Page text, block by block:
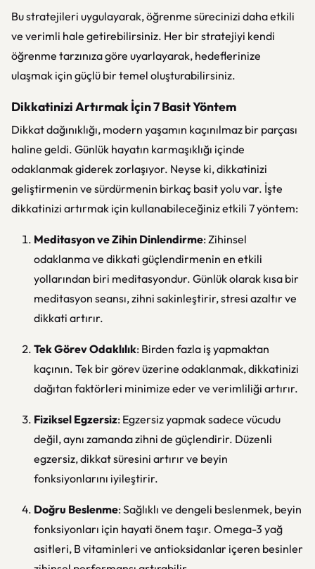
Bu stratejileri uygulayarak, öğrenme sürecinizi daha etkili
ve verimli hale getirebilirsiniz. Her bir stratejiyi kendi
öğrenme tarzınıza göre uyarlayarak, hedeflerinize
ulaşmak için güçlü bir temel oluşturabilirsiniz.
Dikkatinizi Artırmak İçin 7 Basit Yöntem
Dikkat dağınıklığı, modern yaşamın kaçınılmaz bir parçası
haline geldi. Günlük hayatın karmaşıklığı içinde
odaklanmak giderek zorlaşıyor. Neyse ki, dikkatinizi
geliştirmenin ve sürdürmenin birkaç basit yolu var. İşte
dikkatinizi artırmak için kullanabileceğiniz etkili 7 yöntem:
Meditasyon ve Zihin Dinlendirme: Zihinsel
odaklanma ve dikkati güçlendirmenin en etkili
yollarından biri meditasyondur. Günlük olarak kısa bir
meditasyon seansı, zihni sakinleştirir, stresi azaltır ve
dikkati artırır.
Tek Görev Odaklılık: Birden fazla iş yapmaktan
kaçının. Tek bir görev üzerine odaklanmak, dikkatinizi
dağıtan faktörleri minimize eder ve verimliliği artırır.
Fiziksel Egzersiz: Egzersiz yapmak sadece vücudu
değil, aynı zamanda zihni de güçlendirir. Düzenli
egzersiz, dikkat süresini artırır ve beyin
fonksiyonlarını iyileştirir.
Doğru Beslenme: Sağlıklı ve dengeli beslenmek, beyin
fonksiyonları için hayati önem taşır. Omega-3 yağ
asitleri, B vitaminleri ve antioksidanlar içeren besinler